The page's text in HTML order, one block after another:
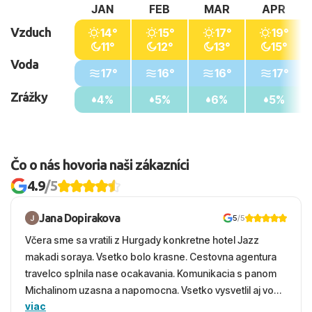
Vzduch
Voda
Zrážky
JAN
14°
11°
17°
4%
FEB
15°
12°
16°
5%
MAR
17°
13°
16°
6%
APR
19°
15°
17°
5%
Čo o nás hovoria naši zákazníci
4.9/5
Jana Dopirakova 5/5
Včera sme sa vratili z Hurgady konkretne hotel Jazz
makadi soraya. Vsetko bolo krasne. Cestovna agentura
travelco splnila nase ocakavania. Komunikacia s panom
Michalinom uzasna a napomocna. Vsetko vysvetlil aj vo
vecernych hodinach zaco sa ospravedlnujem. Hotel
viac